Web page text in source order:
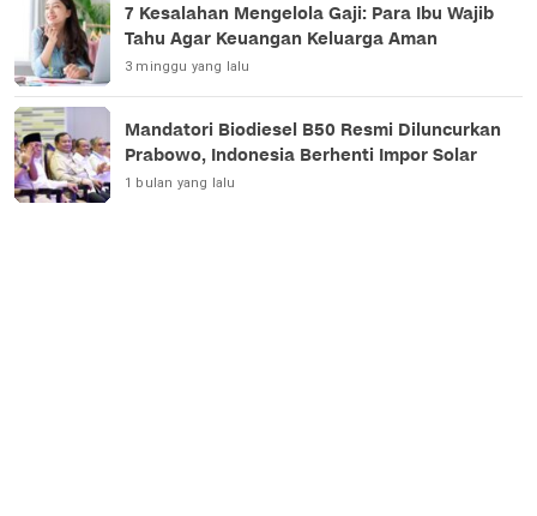
7 Kesalahan Mengelola Gaji: Para Ibu Wajib
Tahu Agar Keuangan Keluarga Aman
3 minggu yang lalu
Mandatori Biodiesel B50 Resmi Diluncurkan
Prabowo, Indonesia Berhenti Impor Solar
1 bulan yang lalu